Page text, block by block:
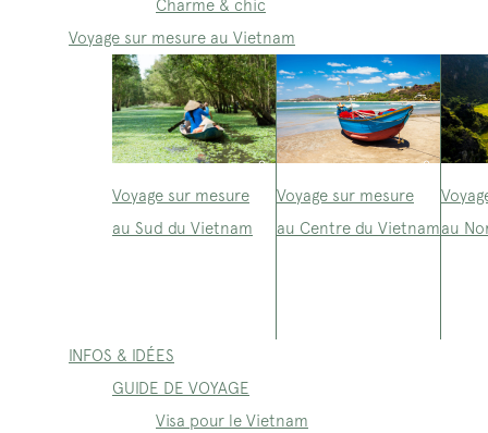
Charme & chic
Voyage sur mesure au Vietnam
Voyage sur mesure
au Sud du Vietnam
Voyage sur mesure
au Centre du Vietnamau
INFOS & IDÉES
GUIDE DE VOYAGE
Visa pour le Vietnam